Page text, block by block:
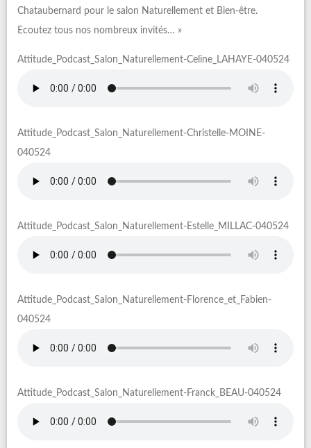
Chataubernard pour le salon Naturellement et Bien-être.
Ecoutez tous nos nombreux invités… »
Attitude_Podcast_Salon_Naturellement-Celine_LAHAYE-040524
Attitude_Podcast_Salon_Naturellement-Christelle-MOINE-
040524
Attitude_Podcast_Salon_Naturellement-Estelle_MILLAC-040524
Attitude_Podcast_Salon_Naturellement-Florence_et_Fabien-
040524
Attitude_Podcast_Salon_Naturellement-Franck_BEAU-040524